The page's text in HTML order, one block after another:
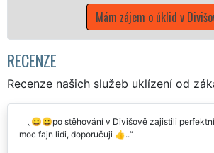
Mám zájem o úklid v Divišově
RECENZE
Recenze našich služeb uklízení od
😀😀po stěhování v Divišově zajistili
moc fajn lidi, doporučuji 👍..